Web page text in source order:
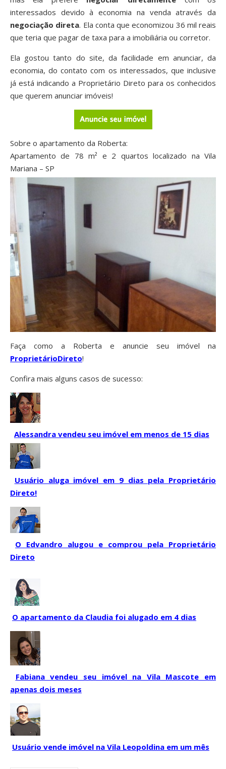
interessados devido à economia na venda através da
negociação direta. Ela conta que economizou 36 mil reais
que teria que pagar de taxa para a imobiliária ou corretor.
Ela gostou tanto do site, da facilidade em anunciar, da
economia, do contato com os interessados, que inclusive
já está indicando a Proprietário Direto para os conhecidos
que querem anunciar imóveis!
Sobre o apartamento da Roberta:
Apartamento de 78 m² e 2 quartos localizado na Vila
Mariana – SP
Faça como a Roberta e anuncie seu imóvel na
ProprietárioDireto!
Confira mais alguns casos de sucesso:
Alessandra vendeu seu imóvel em menos de 15 dias
Usuário aluga imóvel em 9 dias pela Proprietário
Direto!
O Edvandro alugou e comprou pela Proprietário
Direto
O apartamento da Claudia foi alugado em 4 dias
Fabiana vendeu seu imóvel na Vila Mascote em
apenas dois meses
Usuário vende imóvel na Vila Leopoldina em um mês